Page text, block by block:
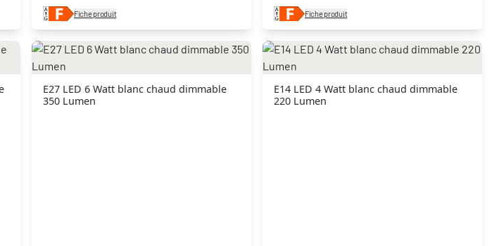
Fiche produit Fiche produit
E27 LED 6 Watt blanc chaud dimmable
350 Lumen
E14 LED 4 Watt blanc chaud dimmable
220 Lumen